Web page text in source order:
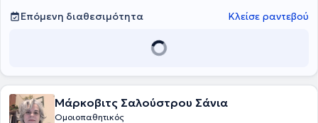
Επόμενη διαθεσιμότητα
Κλείσε ραντεβού
Μάρκοβιτς Σαλούστρου Σάνια
Ομοιοπαθητικός